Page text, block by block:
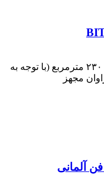
توضیحات محفظه احتراق بسته پاسخگو تا ۲۳۰ مترمربع (با توجه به
مجهز